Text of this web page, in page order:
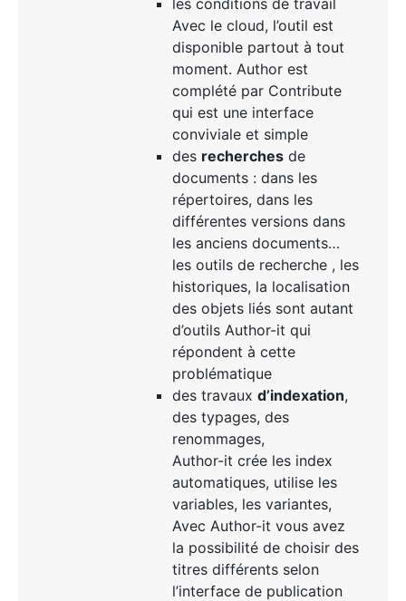
Avec le cloud, l’outil est
disponible partout à tout
moment. Author est
complété par Contribute
qui est une interface
conviviale et simple
des recherches de
documents : dans les
répertoires, dans les
différentes versions dans
les anciens documents…
les outils de recherche , les
historiques, la localisation
des objets liés sont autant
d’outils Author-it qui
répondent à cette
problématique
des travaux d’indexation,
des typages, des
renommages,
Author-it crée les index
automatiques, utilise les
variables, les variantes,
Avec Author-it vous avez
la possibilité de choisir des
titres différents selon
l’interface de publication